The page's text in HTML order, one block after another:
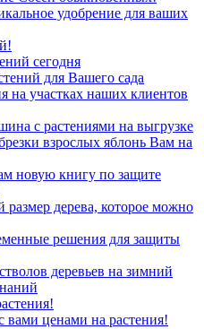
удобрение для ваших
сегодня
для Вашего сада
на участках наших клиентов
с растениями на выгрузке
взрослых яблонь Вам на
новую книгу по защите
дерева, которое можно
решения для защиты
деревьев на зимний
вами ценами на растения!